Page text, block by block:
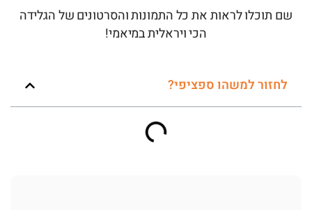
שם תוכלו לראות את כל התמונות והסרטונים של הגלידה
הכי ויראלית במיאמי!
לחזור למשהו ספציפי?